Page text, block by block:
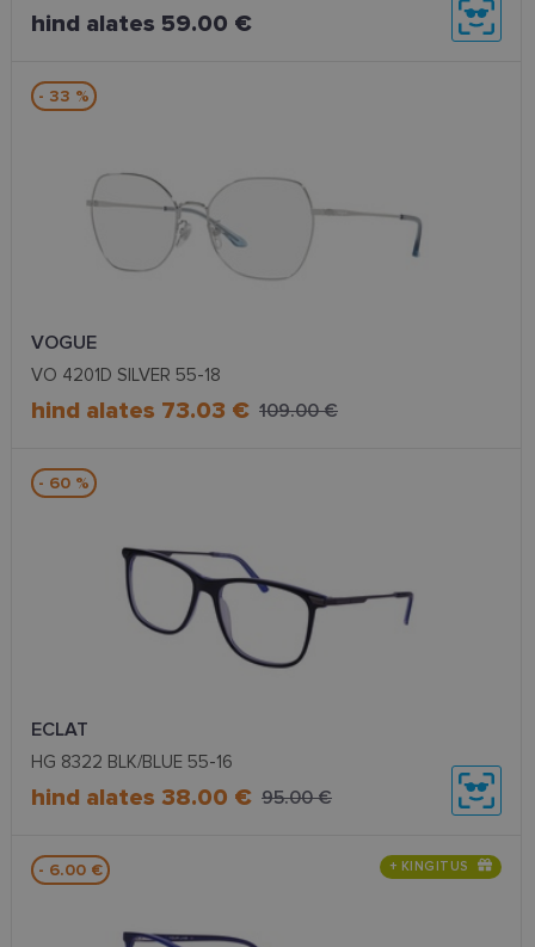
hind alates 59.00 €
- 33 %
VOGUE
VO 4201D SILVER 55-18
hind alates 73.03 € 109.00 €
- 60 %
ECLAT
HG 8322 BLK/BLUE 55-16
hind alates 38.00 € 95.00 €
- 6.00 € + KINGITUS